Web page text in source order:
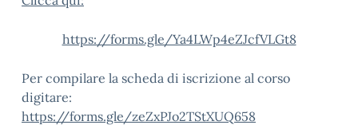
https://forms.gle/Ya4LWp4eZJcfVLGt8
Per compilare la scheda di iscrizione al corso
digitare:
https://forms.gle/zeZxPJo2TStXUQ658